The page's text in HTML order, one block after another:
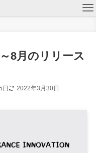
8月のリリース
日 2022年3月30日